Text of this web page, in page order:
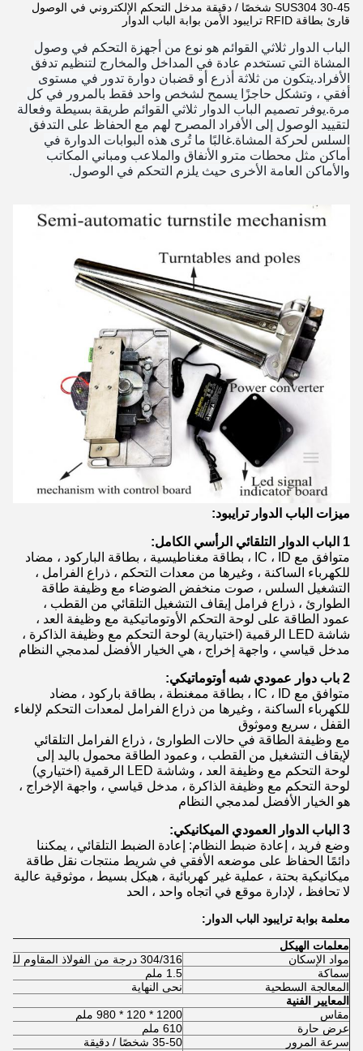
SUS304 30-45 شخصًا / دقيقة مدخل التحكم الإلكتروني في الوصول
قارئ بطاقة RFID ترايبود الأمن بوابة الباب الدوار
الباب الدوار ثلاثي القوائم هو نوع من أجهزة التحكم في وصول
المشاة التي تستخدم عادة في المداخل والمخارج لتنظيم تدفق
الأفراد.يتكون من ثلاثة أذرع أو قضبان دوارة تدور في مستوى
أفقي ، وتشكل حاجزًا يسمح لشخص واحد فقط بالمرور في كل
مرة.يوفر تصميم الباب الدوار ثلاثي القوائم طريقة بسيطة وفعالة
لتقييد الوصول إلى الأفراد المصرح لهم مع الحفاظ على التدفق
السلس لحركة المشاة.غالبًا ما تُرى هذه البوابات الدوارة في
أماكن مثل محطات مترو الأنفاق والملاعب ومباني المكاتب
والأماكن العامة الأخرى حيث يلزم التحكم في الوصول.
ميزات الباب الدوار ترايبود:
1 الباب الدوار التلقائي الرأسي الكامل:
متوافق مع IC ، ID ، بطاقة مغناطيسية ، بطاقة الباركود ، مضاد
للكهرباء الساكنة ، وغيرها من معدات التحكم ، ذراع الفرامل ،
التشغيل السلس ، صوت منخفض الضوضاء مع وظيفة طاقة
الطوارئ ، ذراع فرامل إيقاف التشغيل التلقائي من القطب ،
عمود الطاقة على لوحة التحكم الأوتوماتيكية مع وظيفة العد ،
شاشة LED الرقمية (اختيارية) لوحة التحكم مع وظيفة الذاكرة ،
مدخل قياسي ، واجهة إخراج ، هي الخيار الأفضل لمدمجي النظام
2 باب دوار عمودي شبه أوتوماتيكي:
متوافق مع IC ، ID ، بطاقة ممغنطة ، بطاقة باركود ، مضاد
للكهرباء الساكنة ، وغيرها من ذراع الفرامل لمعدات التحكم لإلغاء
القفل ، سريع وموثوق
مع وظيفة الطاقة في حالات الطوارئ ، ذراع الفرامل التلقائي
لإيقاف التشغيل من القطب ، وعمود الطاقة محمول باليد إلى
لوحة التحكم مع وظيفة العد ، وشاشة LED الرقمية (اختياري)
لوحة التحكم مع وظيفة الذاكرة ، مدخل قياسي ، واجهة الإخراج ،
هو الخيار الأفضل لمدمجي النظام
3 الباب الدوار العمودي الميكانيكي:
وضع فريد ، إعادة ضبط النظام: إعادة الضبط التلقائي ، يمكننا
دائمًا الحفاظ على موضعه الأفقي في شريط منتجات نقل طاقة
ميكانيكية بحتة ، عملية غير كهربائية ، هيكل بسيط ، موثوقية عالية
لا تحافظ ، لإدارة موقع في اتجاه واحد ، الحد
معلمة بوابة ترايبود الباب الدوار:
معلمات الهيكل
مواد الإسكان
304/316 درجة من الفولاذ المقاوم للصدأ
سماكة
1.5 ملم
المعالجة السطحية
نحى النهاية
المعايير الفنية
مقاس
1200 * 120 * 980 ملم
عرض حارة
610 ملم
سرعة المرور
35-50 شخصًا / دقيقة